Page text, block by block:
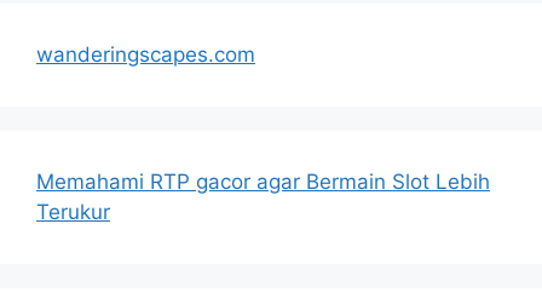
wanderingscapes.com
Memahami RTP gacor agar Bermain Slot Lebih
Terukur